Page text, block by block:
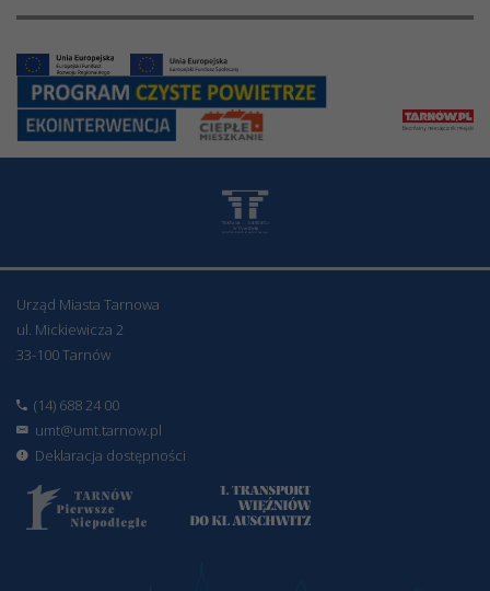
Urząd Miasta Tarnowa
ul. Mickiewicza 2
33-100 Tarnów
(14) 688 24 00
umt@umt.tarnow.pl
Deklaracja dostępności